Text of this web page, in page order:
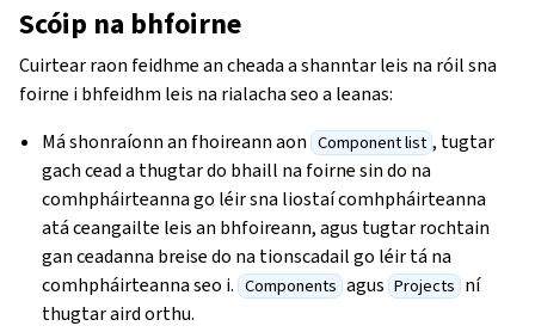
Scóip na bhfoirne
Cuirtear raon feidhme an cheada a shanntar leis na róil sna
foirne i bhfeidhm leis na rialacha seo a leanas:
Má shonraíonn an fhoireann aon Component list , tugtar
gach cead a thugtar do bhaill na foirne sin do na
comhpháirteanna go léir sna liostaí comhpháirteanna
atá ceangailte leis an bhfoireann, agus tugtar rochtain
gan ceadanna breise do na tionscadail go léir tá na
comhpháirteanna seo i. Components agus Projects ní
thugtar aird orthu.